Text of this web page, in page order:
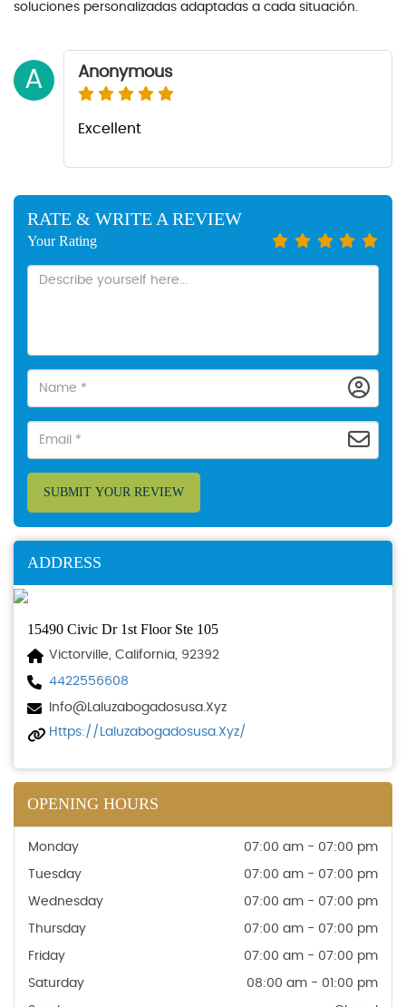
soluciones personalizadas adaptadas a cada situación.
A Anonymous
Excellent
RATE & WRITE A REVIEW
Your Rating
SUBMIT YOUR REVIEW
ADDRESS
15490 Civic Dr 1st Floor Ste 105
Victorville, California, 92392
4422556608
Info@laluzabogadosusa.xyz
Https://laluzabogadosusa.xyz/
OPENING HOURS
Monday 07:00 am - 07:00 pm
Tuesday 07:00 am - 07:00 pm
Wednesday 07:00 am - 07:00 pm
Thursday 07:00 am - 07:00 pm
Friday 07:00 am - 07:00 pm
Saturday 08:00 am - 01:00 pm